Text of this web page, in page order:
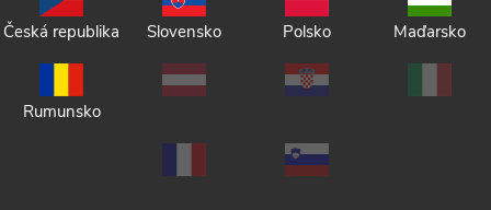
Česká republika Slovensko Polsko Maďarsko
Rumunsko